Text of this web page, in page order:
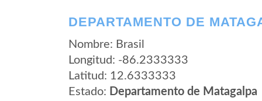
DEPARTAMENTO DE
Nombre: Brasil
Longitud: -86.2333333
Latitud: 12.6333333
Estado: Departamento de Matagalpa